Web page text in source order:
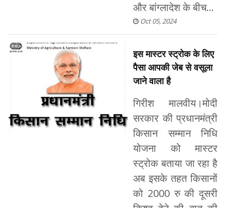
और बांग्लादेश के बीच...
Oct 05, 2024
इस मास्टर स्ट्रोक के लिए
पैसा आपकी जेब से वसूला
जाने वाला है
गिरीश मालवीय।मोदी
सरकार की प्रधानमंत्री
किसान सम्मान निधि
योजना को मास्टर
स्ट्रोक बताया जा रहा है
अब इसके तहत किसानों
को 2000 रु की दूसरी